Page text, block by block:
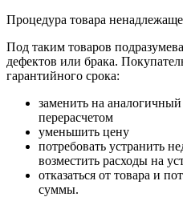
Процедура товара
Под таким товаров
дефектов или брака.
гарантийного срока:
заменить на
перерасчетом
уменьшить цену
потребовать устранить
возместить расходы на
отказаться от товара и
суммы.